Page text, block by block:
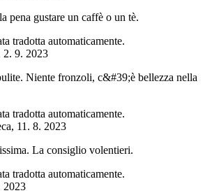
pena gustare un caffè o un tè.
tradotta automaticamente.
2. 9. 2023
Niente fronzoli, c&#39;è bellezza nella
tradotta automaticamente.
, 11. 8. 2023
La consiglio volentieri.
tradotta automaticamente.
2023